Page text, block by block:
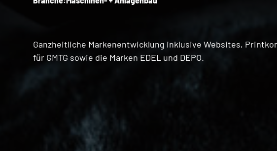
Ganzheitliche Markenentwicklung inklusive Websites,
für GMTG sowie die Marken EDEL und DEPO.